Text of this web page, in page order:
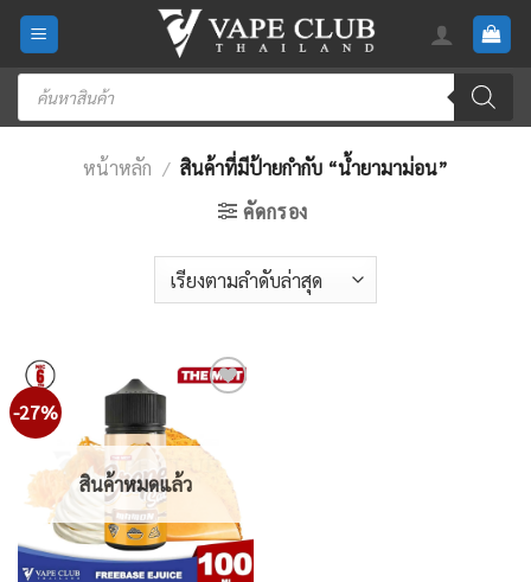
Skip
content
Products
search
หน้าหลัก / สินค้าที่มีป้ายกำกับ “น้ำยามาม่อน”
คัดกรอง
-27%
wishlist
สินค้าหมดแล้ว